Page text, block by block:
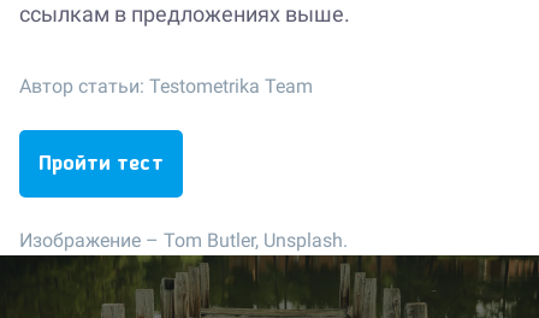
ссылкам в предложениях выше.
Автор статьи: Testometrika Team
Пройти тест
Изображение – Tom Butler, Unsplash.